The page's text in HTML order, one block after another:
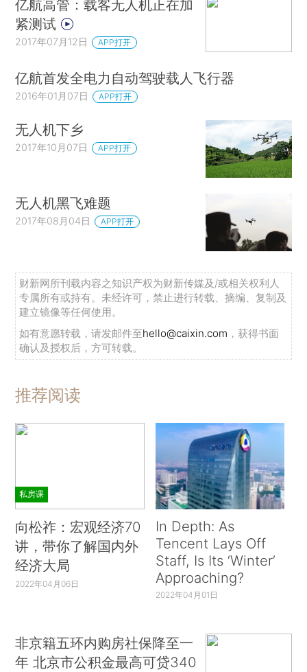
亿航高管：载客无人机正在加
紧测试
2017年07月12日 APP打开
亿航首发全电力自动驾驶载人飞行器
2016年01月07日 APP打开
无人机下乡
2017年10月07日 APP打开
无人机黑飞难题
2017年08月04日 APP打开
财新网所刊载内容之知识产权为财新传媒及/或相关权利人
专属所有或持有。未经许可，禁止进行转载、摘编、复制及
建立镜像等任何使用。
如有意愿转载，请发邮件至hello@caixin.com ，获得书面
确认及授权后，方可转载。
推荐阅读
私房课
向松祚：宏观经济70
讲，带你了解国内外
经济大局
2022年04月06日
In Depth: As
Tencent Lays Off
Staff, Is Its ‘Winter’
Approaching?
2022年04月01日
非京籍五环内购房社保降至一
年 北京市公积金最高可贷340